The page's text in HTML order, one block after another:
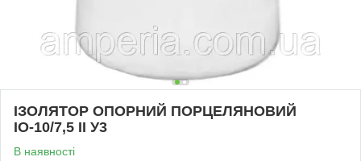
ІЗОЛЯТОР ОПОРНИЙ ПОРЦЕЛЯНОВИЙ
ІО-10/7,5 ІІ У3
В наявності